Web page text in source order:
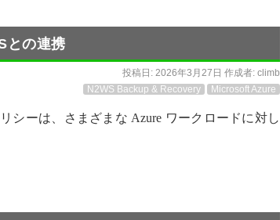
との連携
投稿日: 2026年3月27日 作成者: climb
N2WS Backup & Recovery
Microsoft Azure
シーは、さまざまな Azure ワークロードに対し